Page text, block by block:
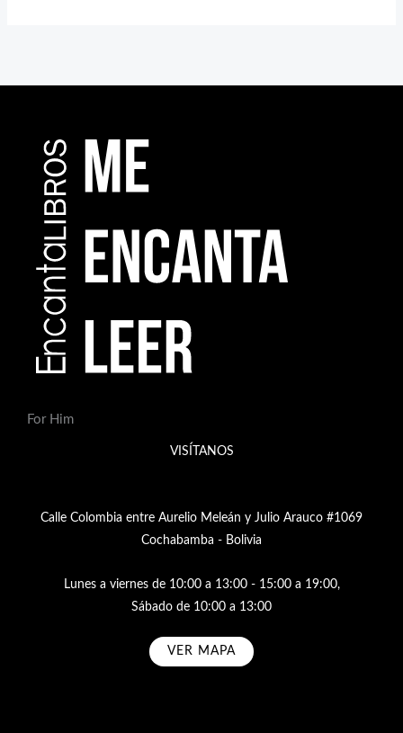
For Him
VISÍTANOS
Calle Colombia entre Aurelio Meleán y Julio Arauco #1069
Cochabamba - Bolivia
Lunes a viernes de 10:00 a 13:00 - 15:00 a 19:00,
Sábado de 10:00 a 13:00
VER MAPA